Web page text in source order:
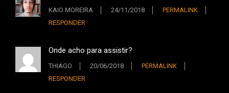
KAIO MOREIRA 24/11/2018
PERMALINK
RESPONDER
Onde acho para assistir?
THIAGO 20/06/2018
PERMALINK
RESPONDER